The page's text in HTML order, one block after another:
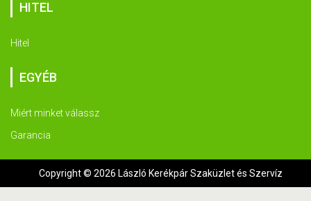
HITEL
Hitel
EGYÉB
Miért minket válassz
Garancia
Copyright © 2026 László Kerékpár Szaküzlet és Szervíz